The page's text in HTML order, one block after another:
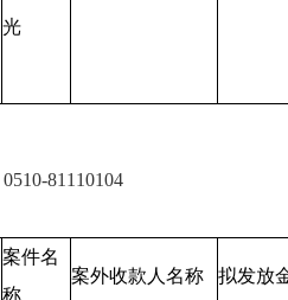
光
0510-81110104
案件名
称
案外收款人名称 拟发放